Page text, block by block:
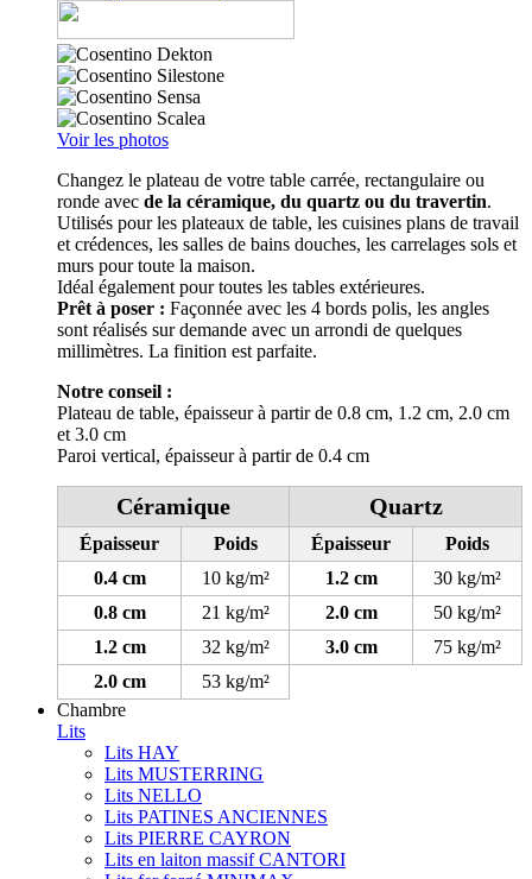
Voir les photos
Changez le plateau de votre table carrée, rectangulaire ou
ronde avec de la céramique, du quartz ou du travertin.
Utilisés pour les plateaux de table, les cuisines plans de travail
et crédences, les salles de bains douches, les carrelages sols et
murs pour toute la maison.
Idéal également pour toutes les tables extérieures.
Prêt à poser : Façonnée avec les 4 bords polis, les angles
sont réalisés sur demande avec un arrondi de quelques
millimètres. La finition est parfaite.
Notre conseil :
Plateau de table, épaisseur à partir de 0.8 cm, 1.2 cm, 2.0 cm
et 3.0 cm
Paroi vertical, épaisseur à partir de 0.4 cm
Céramique Quartz
Épaisseur Poids Épaisseur
Poids
0.4 cm
10 kg/m² 1.2 cm
30 kg/m²
0.8 cm
21 kg/m² 2.0 cm
50 kg/m²
1.2 cm
32 kg/m² 3.0 cm
75 kg/m²
2.0 cm
53 kg/m²
Chambre
Lits
Lits HAY
Lits MUSTERRING
Lits NELLO
Lits PATINES ANCIENNES
Lits PIERRE CAYRON
Lits en laiton massif CANTORI